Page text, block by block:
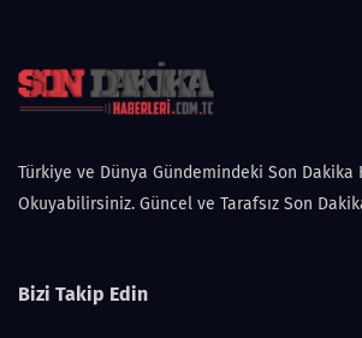
Türkiye ve Dünya Gündemindeki Son
Okuyabilirsiniz. Güncel ve Tarafsız Son
Bizi Takip Edin